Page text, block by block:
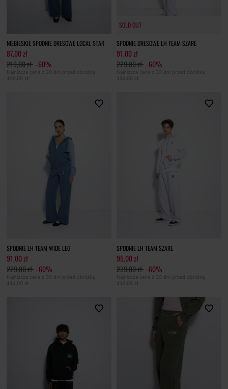
NIEBIESKIE SPODNIE DRESOWE LOCAL STAR
87,00 zł
219,00 zł -60%
Najniższa cena z 30 dni przed obniżką
109,00 zł
SOLD OUT
SOLD OUT
SPODNIE DRESOWE LH TEAM SZARE
91,00 zł
229,00 zł -60%
Najniższa cena z 30 dni przed obniżką
114,00 zł
SPODNIE LH TEAM WIDE LEG
91,00 zł
229,00 zł -60%
Najniższa cena z 30 dni przed obniżką
114,00 zł
SPODNIE LH TEAM SZARE
95,00 zł
239,00 zł -60%
Najniższa cena z 30 dni przed obniżką
119,00 zł